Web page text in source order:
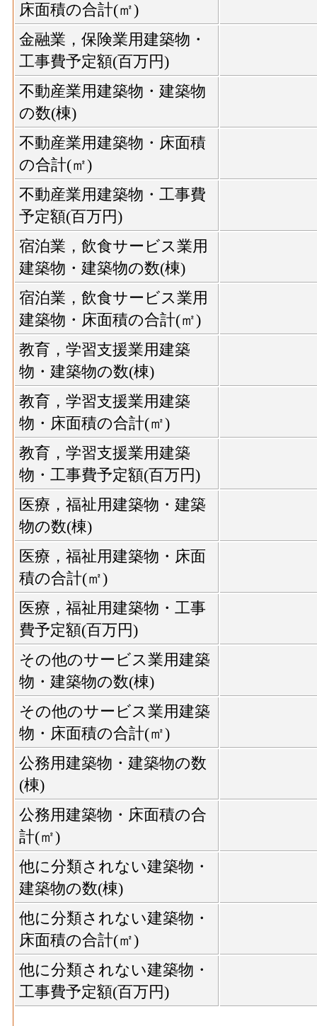
床面積の合計(㎡)
金融業，保険業用建築物・
工事費予定額(百万円)
不動産業用建築物・建築物
の数(棟)
不動産業用建築物・床面積
の合計(㎡)
不動産業用建築物・工事費
予定額(百万円)
宿泊業，飲食サービス業用
建築物・建築物の数(棟)
宿泊業，飲食サービス業用
建築物・床面積の合計(㎡)
教育，学習支援業用建築
物・建築物の数(棟)
教育，学習支援業用建築
物・床面積の合計(㎡)
教育，学習支援業用建築
物・工事費予定額(百万円)
医療，福祉用建築物・建築
物の数(棟)
医療，福祉用建築物・床面
積の合計(㎡)
医療，福祉用建築物・工事
費予定額(百万円)
その他のサービス業用建築
物・建築物の数(棟)
その他のサービス業用建築
物・床面積の合計(㎡)
公務用建築物・建築物の数
(棟)
公務用建築物・床面積の合
計(㎡)
他に分類されない建築物・
建築物の数(棟)
他に分類されない建築物・
床面積の合計(㎡)
他に分類されない建築物・
工事費予定額(百万円)